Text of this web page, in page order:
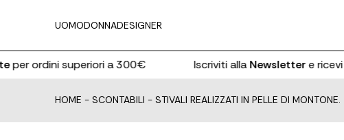
UOMODONNADESIGNER
per ordini superiori a 300€ Iscriviti allaNewslettere ricevi
HOME - SCONTABILI - STIVALI REALIZZATI IN PELLE DI MONTONE.